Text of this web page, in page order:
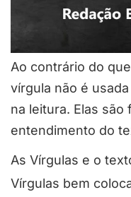
Ao contrário do
vírgula não é
na leitura. Elas são
entendimento do
As Vírgulas e o
Vírgulas bem